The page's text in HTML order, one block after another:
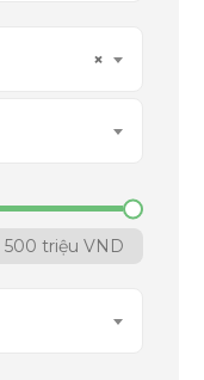
×
500 triệu VND